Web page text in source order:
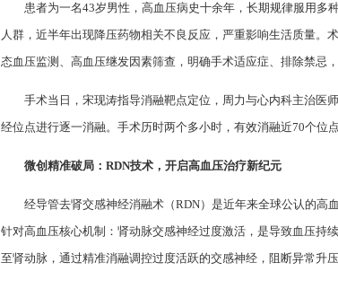
患者为一名43岁男性，高血压病史十余年，长期规律服用多
人群，近半年出现降压药物相关不良反应，严重影响生活质量。
态血压监测、高血压继发因素筛查，明确手术适应症、排除禁忌
手术当日，宋现涛指导消融靶点定位，周力与心内科主治医
经位点进行逐一消融。手术历时两个多小时，有效消融近70个
微创精准破局：RDN技术，开启高血压治疗新纪元
经导管去肾交感神经消融术（RDN）是近年来全球公认的高
针对高血压核心机制：肾动脉交感神经过度激活，是导致血压持
至肾动脉，通过精准消融调控过度活跃的交感神经，阻断异常升